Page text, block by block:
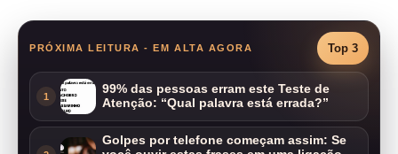
PRÓXIMA LEITURA - EM ALTA AGORA Top 3
1
99% das pessoas erram este Teste de
Atenção: “Qual palavra está errada?”
Golpes por telefone começam assim: Se